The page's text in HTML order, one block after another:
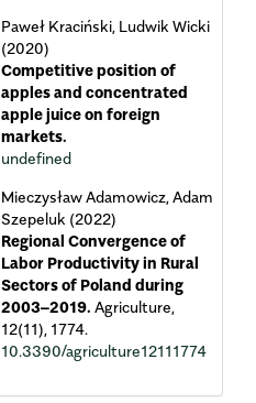
Paweł Kraciński, Ludwik Wicki
(2020)
Competitive position of
apples and concentrated
apple juice on foreign
markets.
undefined
Mieczysław Adamowicz, Adam
Szepeluk (2022)
Regional Convergence of
Labor Productivity in Rural
Sectors of Poland during
2003–2019. Agriculture,
12(11), 1774.
10.3390/agriculture12111774